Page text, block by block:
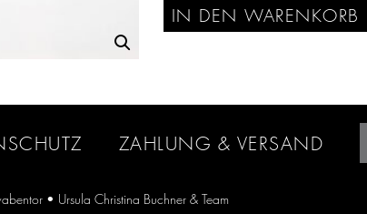
IN DEN WARENKORB
ZAHLUNG & VERSAND
• Ursula Christina Buchner & Team